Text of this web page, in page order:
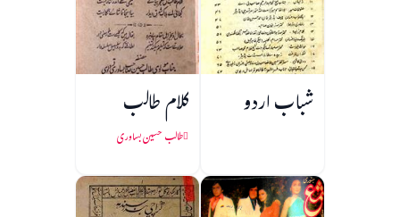
شباب اردو کلام طالب
طالب حسین بساوری